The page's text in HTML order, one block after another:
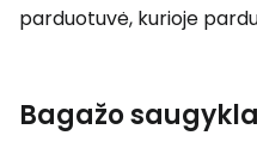
parduotuvė, kurioje
Bagažo